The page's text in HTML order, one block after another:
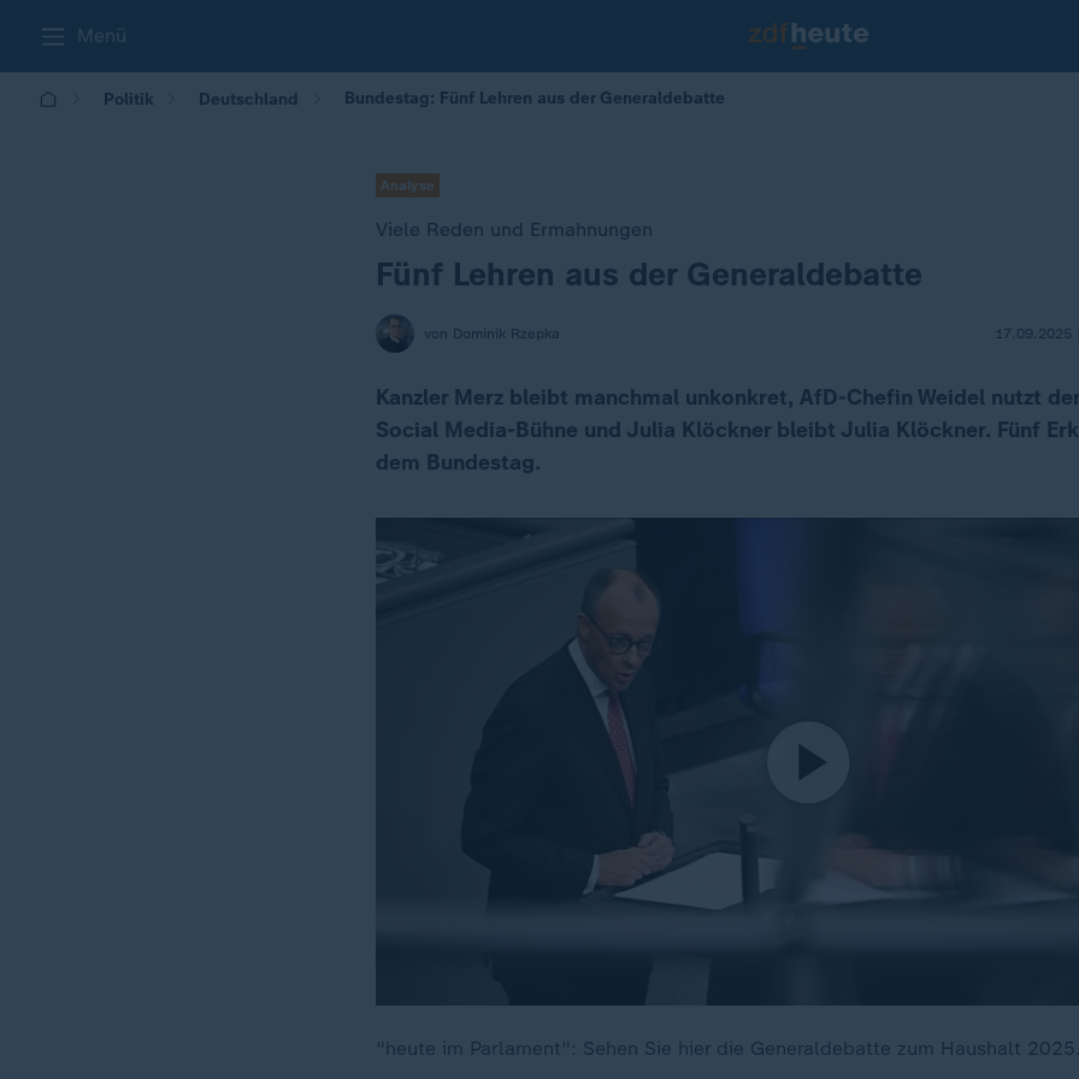
Menü
Politik Deutschland Bundestag: Fünf Lehren aus der Generaldebatte
Analyse
Viele Reden und Ermahnungen
:Fünf Lehren aus der Generaldebatte
von Dominik Rzepka 17.09.2025
Kanzler Merz bleibt manchmal unkonkret, AfD-Chefin Weidel nutzt
Social Media-Bühne und Julia Klöckner bleibt Julia Klöckner. Fünf
dem Bundestag.
"heute im Parlament": Sehen Sie hier die Generaldebatte zum Haushalt